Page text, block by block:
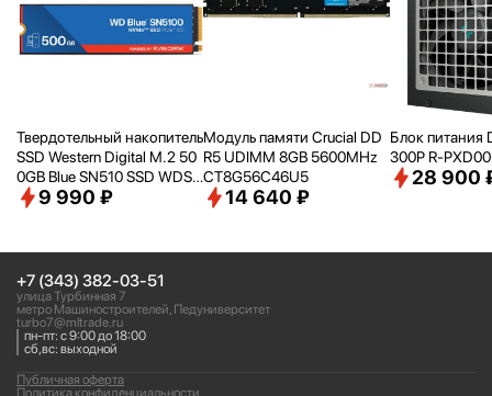
Твердотельный накопитель
SSD Western Digital M.2 50
0GB Blue SN510 SSD WDS5
00G5B0E PCIe NVMe 4.0 x
9 990 ₽
Модуль памяти Crucial DD
R5 UDIMM 8GB 5600MHz
CT8G56C46U5
14 640 ₽
Блок питания
300P R-
28 900
+7 (343) 382-03-51
улица Турбинная 7
метро Машиностроителей, Педуниверситет
turbo7@mltrade.ru
пн-пт: с 9:00 до 18:00
сб,вс: выходной
Политика конфиденциальности
Публичная оферта